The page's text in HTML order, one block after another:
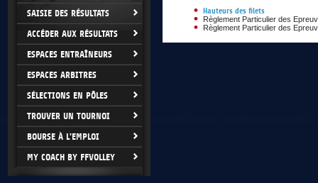
SAISIE DES RÉSULTATS
ACCÉDER AUX RÉSULTATS
ESPACES ENTRAÎNEURS
ESPACES ARBITRES
SÉLECTIONS EN PÔLES
TROUVER UN TOURNOI
BOURSE À L'EMPLOI
MY COACH BY FFVOLLEY
Hauteurs des filets
Règlement Particulier des
Règlement Particulier des